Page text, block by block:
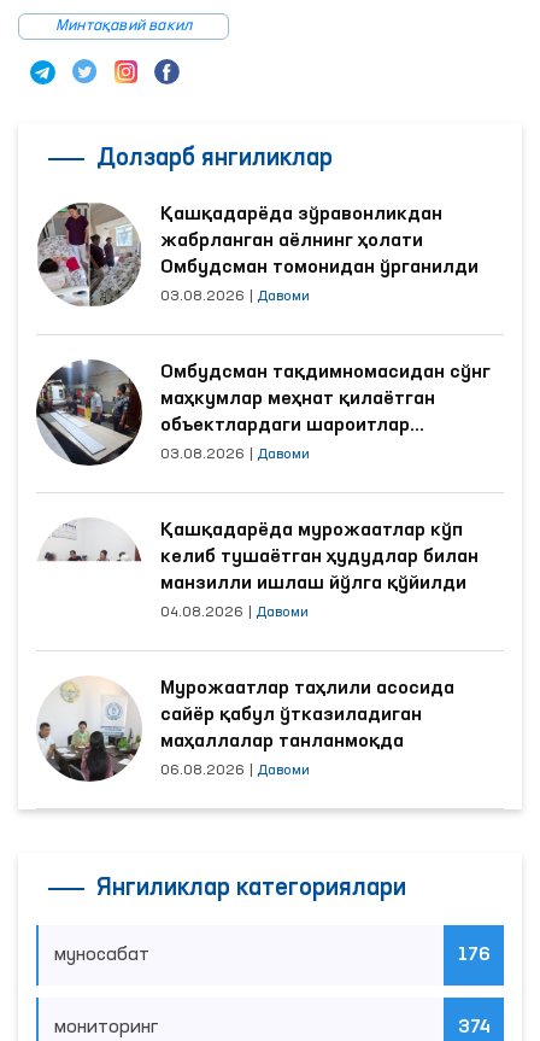
Минтақавий вакил
Долзарб янгиликлар
Қашқадарёда зўравонликдан
жабрланган аёлнинг ҳолати
Омбудсман томонидан ўрганилди
03.08.2026 Давоми
Омбудсман тақдимномасидан сўнг
маҳкумлар меҳнат қилаётган
объектлардаги шароитлар
яхшиланди
03.08.2026 Давоми
Қашқадарёда мурожаатлар кўп
келиб тушаётган ҳудудлар билан
манзилли ишлаш йўлга қўйилди
04.08.2026 Давоми
Мурожаатлар таҳлили асосида
сайёр қабул ўтказиладиган
маҳаллалар танланмоқда
06.08.2026 Давоми
Янгиликлар категориялари
муносабат 176
мониторинг 374